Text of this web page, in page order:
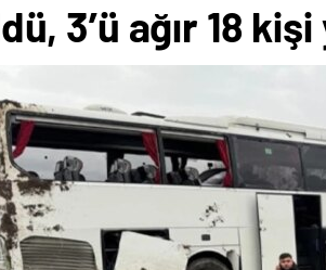
3’ü ağır 18